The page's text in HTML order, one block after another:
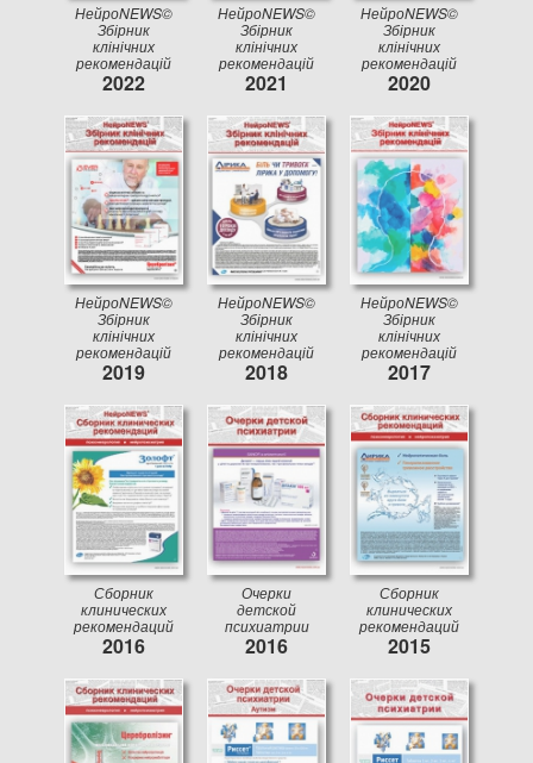
НейроNEWS©
Збірник
клінічних
рекомендацій
2022
НейроNEWS©
Збірник
клінічних
рекомендацій
2021
НейроNEWS©
Збірник
клінічних
рекомендацій
2020
НейроNEWS©
Збірник
клінічних
рекомендацій
2019
НейроNEWS©
Збірник
клінічних
рекомендацій
2018
НейроNEWS©
Збірник
клінічних
рекомендацій
2017
Сборник
клинических
рекомендаций
2016
Очерки
детской
психиатрии
2016
Сборник
клинических
рекомендаций
2015